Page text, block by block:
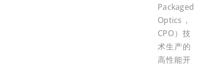
Packaged
Optics，
CPO）技
术生产的
高性能开